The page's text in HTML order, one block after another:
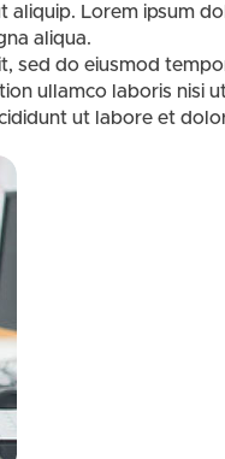
aliquip. Lorem ipsum
aliqua.
sed do eiusmod
ullamco laboris nisi
ut labore et